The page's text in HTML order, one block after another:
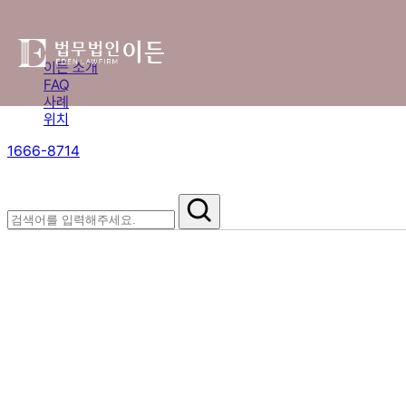
이든 소개
FAQ
사례
위치
1666-8714